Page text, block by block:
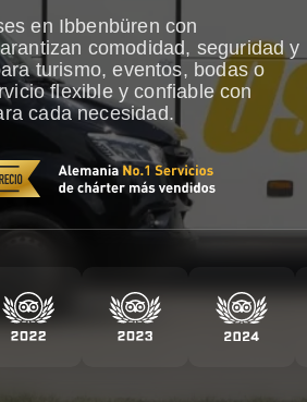
en Ibbenbüren con
comodidad, seguridad y
turismo, eventos, bodas o
flexible y confiable con
cada necesidad.